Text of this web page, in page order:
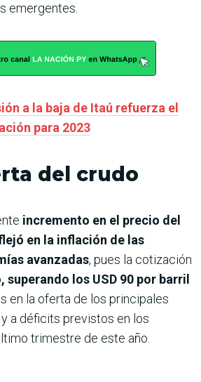
emergentes.
a la baja de Itaú refuerza el
para 2023
del crudo
incremento en el precio del
en la inflación de las
avanzadas, pues la cotización
superando los USD 90 por barril
en la oferta de los principales
a déficits previstos en los
trimestre de este año.